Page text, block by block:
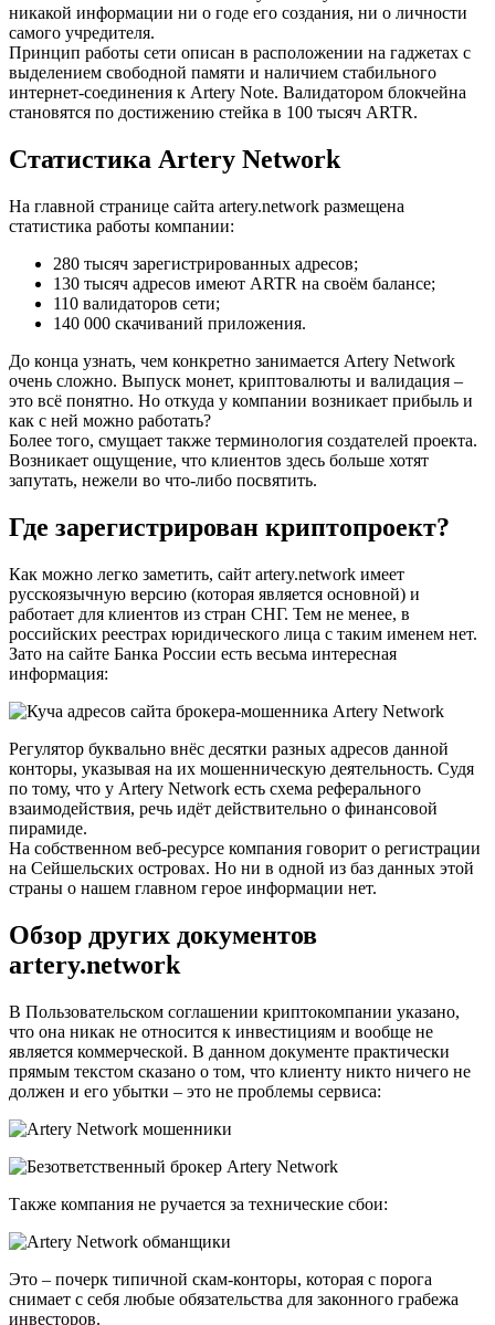
никакой информации ни о годе его создания, ни о личности
самого учредителя.
Принцип работы сети описан в расположении на гаджетах с
выделением свободной памяти и наличием стабильного
интернет-соединения к Artery Note. Валидатором блокчейна
становятся по достижению стейка в 100 тысяч ARTR.
Статистика Artery Network
На главной странице сайта artery.network размещена
статистика работы компании:
280 тысяч зарегистрированных адресов;
130 тысяч адресов имеют ARTR на своём балансе;
110 валидаторов сети;
140 000 скачиваний приложения.
До конца узнать, чем конкретно занимается Artery Network
очень сложно. Выпуск монет, криптовалюты и валидация –
это всё понятно. Но откуда у компании возникает прибыль и
как с ней можно работать?
Более того, смущает также терминология создателей проекта.
Возникает ощущение, что клиентов здесь больше хотят
запутать, нежели во что-либо посвятить.
Где зарегистрирован криптопроект?
Как можно легко заметить, сайт artery.network имеет
русскоязычную версию (которая является основной) и
работает для клиентов из стран СНГ. Тем не менее, в
российских реестрах юридического лица с таким именем нет.
Зато на сайте Банка России есть весьма интересная
информация:
Регулятор буквально внёс десятки разных адресов данной
конторы, указывая на их мошенническую деятельность. Судя
по тому, что у Artery Network есть схема реферального
взаимодействия, речь идёт действительно о финансовой
пирамиде.
На собственном веб-ресурсе компания говорит о регистрации
на Сейшельских островах. Но ни в одной из баз данных этой
страны о нашем главном герое информации нет.
Обзор других документов
artery.network
В Пользовательском соглашении криптокомпании указано,
что она никак не относится к инвестициям и вообще не
является коммерческой. В данном документе практически
прямым текстом сказано о том, что клиенту никто ничего не
должен и его убытки – это не проблемы сервиса:
Также компания не ручается за технические сбои:
Это – почерк типичной скам-конторы, которая с порога
снимает с себя любые обязательства для законного грабежа
инвесторов.